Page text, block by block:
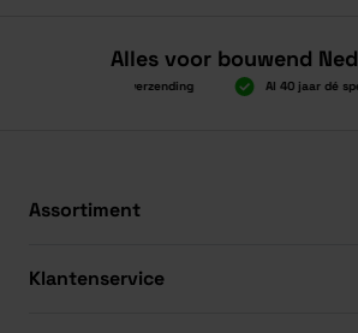
Alles voor bouwend
Boven 2.000 gratis verzending Al 40 jaar dé
Assortiment
Klantenservice